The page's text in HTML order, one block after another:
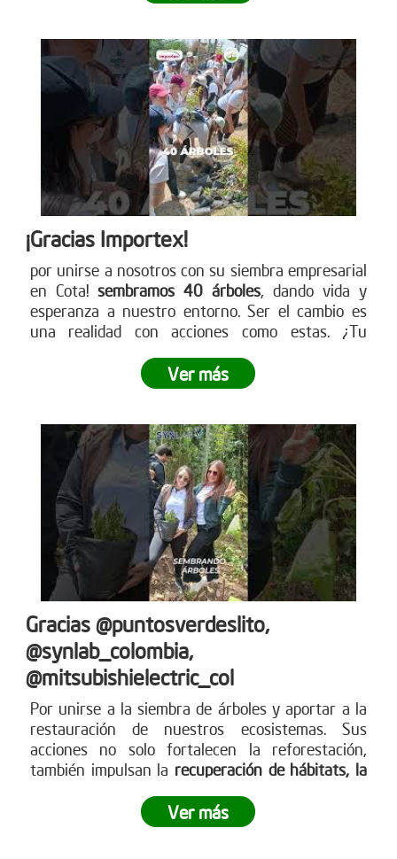
¡Gracias Importex!
por unirse a nosotros con su siembra empresarial
en Cota! sembramos 40 árboles, dando vida y
esperanza a nuestro entorno. Ser el cambio es
una realidad con acciones como estas. ¿Tu
movimiento verde? Descubre cómo en nuestra
página web. ¡Conéctate ahora!
Ver más
Gracias @puntosverdeslito,
@synlab_colombia,
@mitsubishielectric_col
Por unirse a la siembra de árboles y aportar a la
restauración de nuestros ecosistemas. Sus
acciones no solo fortalecen la reforestación,
también impulsan la recuperación de hábitats, la
sostenible para todos. Empresas como ustedes
marcan la diferencia y nos inspiran a seguir
Ver más